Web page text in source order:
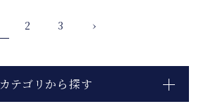
カテゴリから探す
2 3 ›